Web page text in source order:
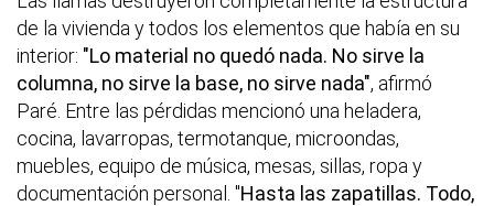
de la vivienda y todos los elementos que había en su
interior: "Lo material no quedó nada. No sirve la
columna, no sirve la base, no sirve nada", afirmó
Paré. Entre las pérdidas mencionó una heladera,
cocina, lavarropas, termotanque, microondas,
muebles, equipo de música, mesas, sillas, ropa y
documentación personal. "Hasta las zapatillas. Todo,